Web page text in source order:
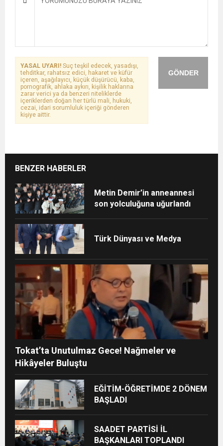
GÖNDER
YASAL UYARI! Suç teşkil edecek, yasadışı,
tehditkar, rahatsız edici, hakaret ve küfür
içeren, aşağılayıcı, küçük düşürücü, kaba,
pornografik, ahlaka aykırı, kişilik haklarına
zarar verici ya da benzeri niteliklerde
içeriklerden doğan her türlü mali, hukuki,
cezai, idari sorumluluk içeriği gönderen
kişiye aittir.
BENZER HABERLER
Metin Demir’in anneannesi
son yolculuğuna uğurlandı
Türk Dünyası ve Medya
Tokat’ta Unutulmaz Gece! Nağmeler ve
Hikâyeler Buluştu
EĞİTİM-ÖĞRETİMDE 2 DÖNEM
BAŞLADI
SAADET PARTİSİ İL
BAŞKANLARI TOPLANDI